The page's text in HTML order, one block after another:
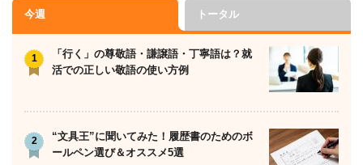
今週 トータル
「行く」の尊敬語・謙譲語・丁寧語は？就
活での正しい敬語の使い方例
“文具王”に聞いてみた！履歴書のためのボ
ールペン選び＆オススメ5選